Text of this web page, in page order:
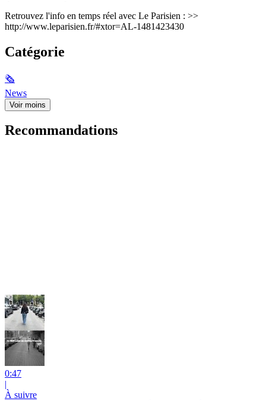
Retrouvez l'info en temps réel avec Le Parisien : >>
http://www.leparisien.fr/#xtor=AL-1481423430
Catégorie
🗞
News
Voir moins
Recommandations
0:47
|
À suivre